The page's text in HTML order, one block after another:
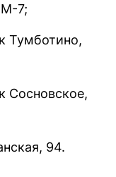
7;
Тумботино,
Сосновское,
94.